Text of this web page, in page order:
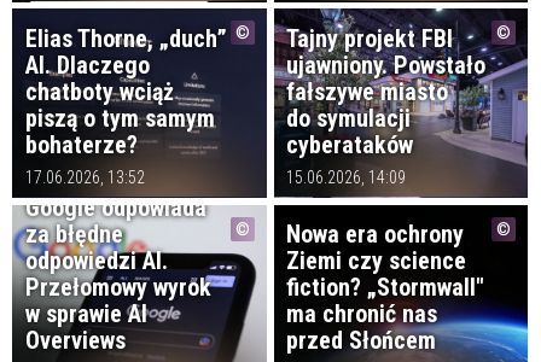
Elias Thorne, „duch”
AI. Dlaczego
chatboty wciąż
piszą o tym samym
bohaterze?
17.06.2026, 13:52
Tajny projekt FBI
ujawniony. Powstało
fałszywe miasto
do symulacji
cyberataków
15.06.2026, 14:09
Google odpowiada
za błędne
odpowiedzi AI.
Przełomowy wyrok
w sprawie AI
Overviews
Nowa era ochrony
Ziemi czy science
fiction? „Stormwall"
ma chronić nas
przed Słońcem